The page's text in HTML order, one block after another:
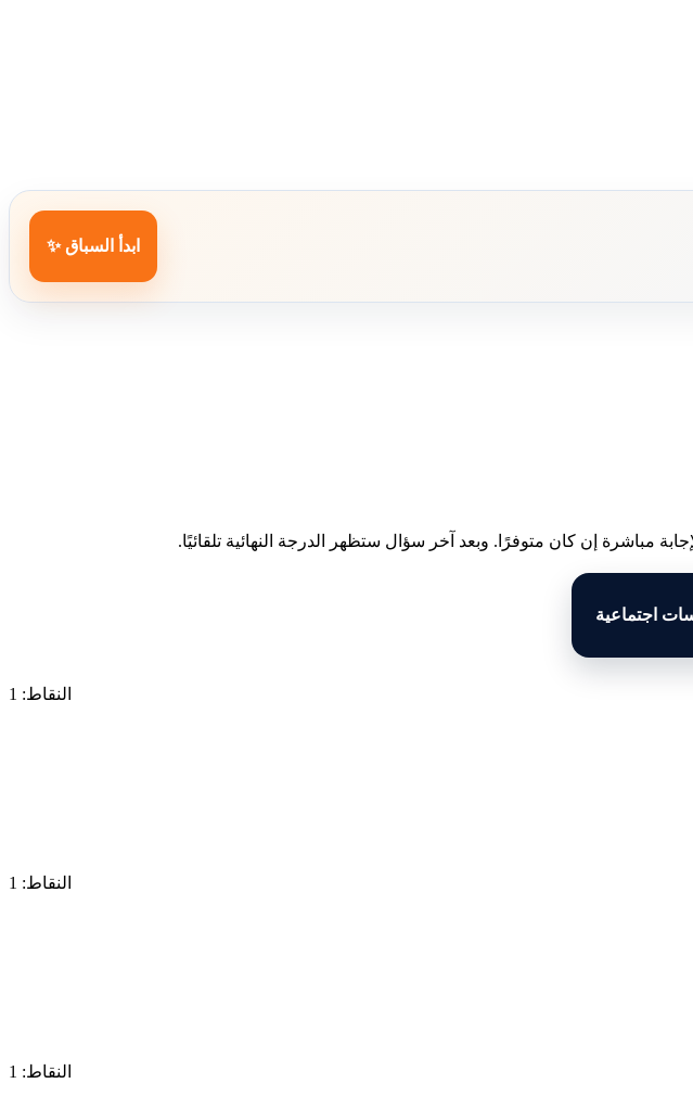
ابدأ السباق ✨
مباشرة إن كان متوفرًا. وبعد آخر سؤال ستظهر الدرجة النهائية تلقائيًا.
اجتماعية
النقاط: 1
النقاط: 1
النقاط: 1